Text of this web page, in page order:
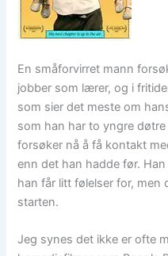
En småforvirret mann
jobber som lærer, og i
som sier det meste om
som han har to yngre
forsøker nå å få kontakt
enn det han hadde før.
han får litt følelser for, men
starten.
Jeg synes det ikke er ofte